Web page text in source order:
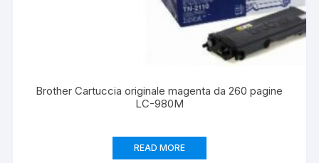
Brother Cartuccia originale magenta da 260 pagine
LC-980M
READ MORE